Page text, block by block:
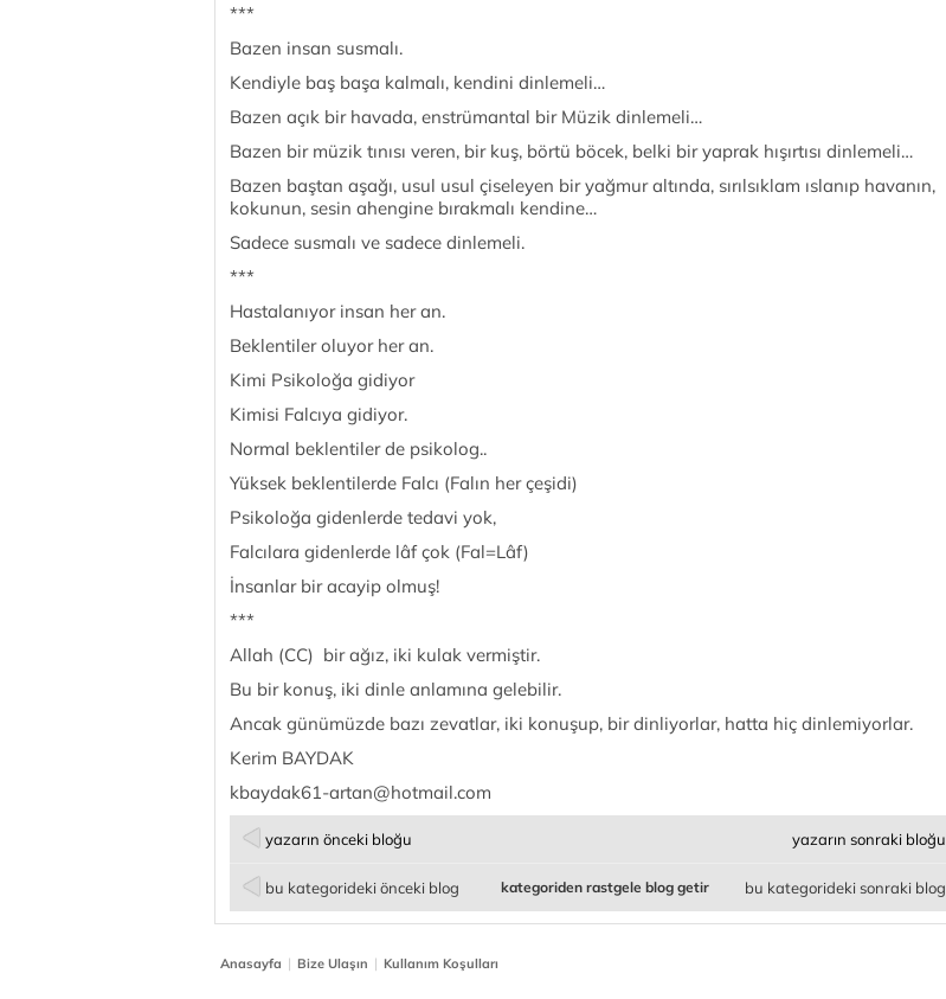
***
Bazen insan susmalı.
Kendiyle baş başa kalmalı, kendini dinlemeli…
Bazen açık bir havada, enstrümantal bir Müzik dinlemeli…
Bazen bir müzik tınısı veren, bir kuş, börtü böcek, belki bir yaprak hışırtısı dinlemeli…
Bazen baştan aşağı, usul usul çiseleyen bir yağmur altında, sırılsıklam ıslanıp havanın,
kokunun, sesin ahengine bırakmalı kendine…
Sadece susmalı ve sadece dinlemeli.
***
Hastalanıyor insan her an.
Beklentiler oluyor her an.
Kimi Psikoloğa gidiyor
Kimisi Falcıya gidiyor.
Normal beklentiler de psikolog..
Yüksek beklentilerde Falcı (Falın her çeşidi)
Psikoloğa gidenlerde tedavi yok,
Falcılara gidenlerde lâf çok (Fal=Lâf)
İnsanlar bir acayip olmuş!
***
Allah (CC) bir ağız, iki kulak vermiştir.
Bu bir konuş, iki dinle anlamına gelebilir.
Ancak günümüzde bazı zevatlar, iki konuşup, bir dinliyorlar, hatta hiç dinlemiyorlar.
Kerim BAYDAK
kbaydak61-artan@hotmail.com
yazarın önceki bloğu yazarın sonraki bloğu
bu kategorideki önceki blog bu kategorideki sonraki blog
kategoriden rastgele blog getir
Anasayfa | Bize Ulaşın | Kullanım Koşulları